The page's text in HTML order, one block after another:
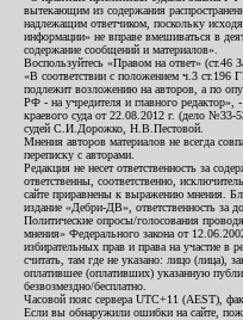
вытекающим из содержания
надлежащим ответчиком, поскольку
информации» не вправе вмешиваться в
содержание сообщений и материалов».
Воспользуйтесь «Правом на ответ»
«В соответствии с положением ч.3 ст.196
подлежит возложению на авторов, а по
РФ - на учредителя и главного редактор»,
краевого суда от 22.08.2012 г. (дело №33-
судей С.И.Дорожко, Н.В.Пестовой.
Мнения авторов материалов не всегда
переписку с авторами.
Редакция не несет ответственность за
ответственны, соответственно,
сайте приравнены к выражению мнения.
издание «Дебри-ДВ», ответственность за
Политические опросы/голосования
мнения» Федерального закона от
избирательных прав и права на участие в
считать, там где не указано: лицо (лица),
оплатившее (оплативших) указанную
безвозмездно/бесплатно.
Часовой пояс сервера UTC+11 (AEST),
Если вы обнаружили ошибки на сайте,